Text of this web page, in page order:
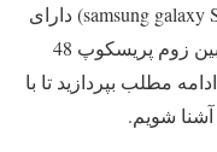
سامسونگ گلکسی S20 اولترا (samsung galaxy S20 Ultra) دارای
یک دوربین اصلی 108 مگاپیکسلی و دوربین زوم پریسکوپ 48
مطلب بپردازید تا با
آشنا شویم.